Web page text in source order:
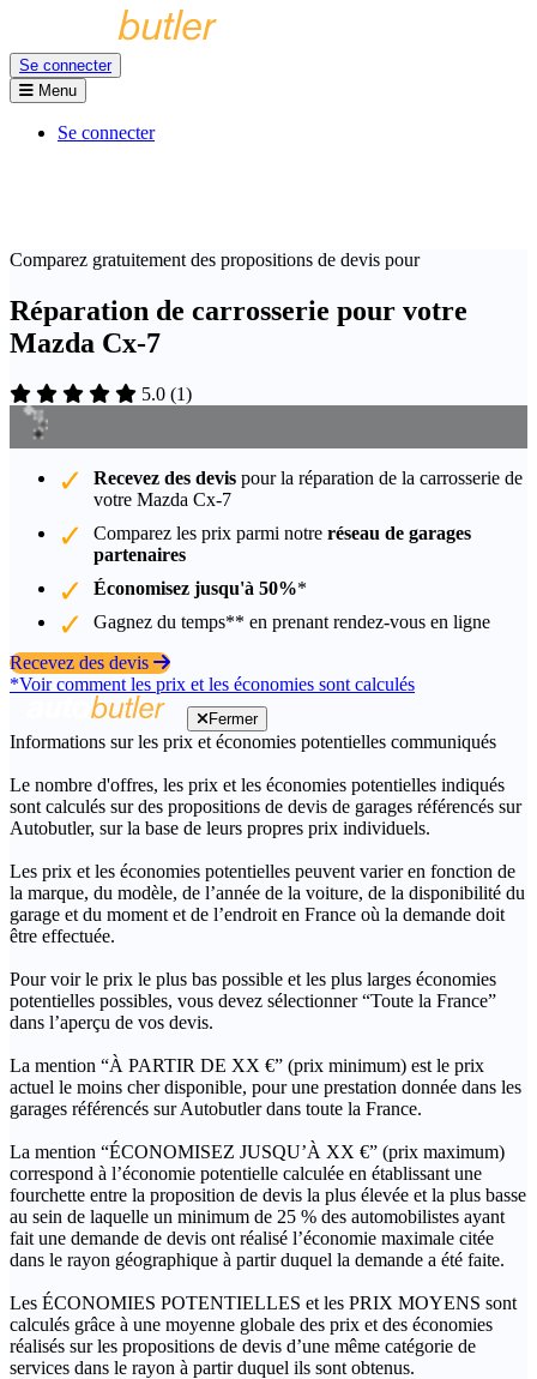
Se connecter
Menu
Se connecter
Comparez gratuitement des propositions de devis pour
Réparation de carrosserie pour votre
Mazda Cx-7
5.0 (1)
Recevez des devis pour la réparation de la carrosserie de
votre Mazda Cx-7
Comparez les prix parmi notre réseau de garages
partenaires
Économisez jusqu'à 50%*
Gagnez du temps** en prenant rendez-vous en ligne
Recevez des devis
*Voir comment les prix et les économies sont calculés
Fermer
Informations sur les prix et économies potentielles communiqués
Le nombre d'offres, les prix et les économies potentielles indiqués
sont calculés sur des propositions de devis de garages référencés sur
Autobutler, sur la base de leurs propres prix individuels.
Les prix et les économies potentielles peuvent varier en fonction de
la marque, du modèle, de l’année de la voiture, de la disponibilité du
garage et du moment et de l’endroit en France où la demande doit
être effectuée.
Pour voir le prix le plus bas possible et les plus larges économies
potentielles possibles, vous devez sélectionner “Toute la France”
dans l’aperçu de vos devis.
La mention “À PARTIR DE XX €” (prix minimum) est le prix
actuel le moins cher disponible, pour une prestation donnée dans les
garages référencés sur Autobutler dans toute la France.
La mention “ÉCONOMISEZ JUSQU’À XX €” (prix maximum)
correspond à l’économie potentielle calculée en établissant une
fourchette entre la proposition de devis la plus élevée et la plus basse
au sein de laquelle un minimum de 25 % des automobilistes ayant
fait une demande de devis ont réalisé l’économie maximale citée
dans le rayon géographique à partir duquel la demande a été faite.
Les ÉCONOMIES POTENTIELLES et les PRIX MOYENS sont
calculés grâce à une moyenne globale des prix et des économies
réalisés sur les propositions de devis d’une même catégorie de
services dans le rayon à partir duquel ils sont obtenus.